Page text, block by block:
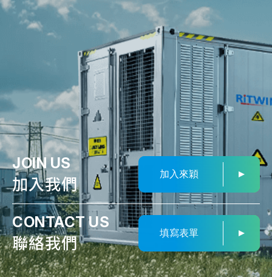
JOIN US
加入我們
加入來穎
CONTACT US
聯絡我們
填寫表單